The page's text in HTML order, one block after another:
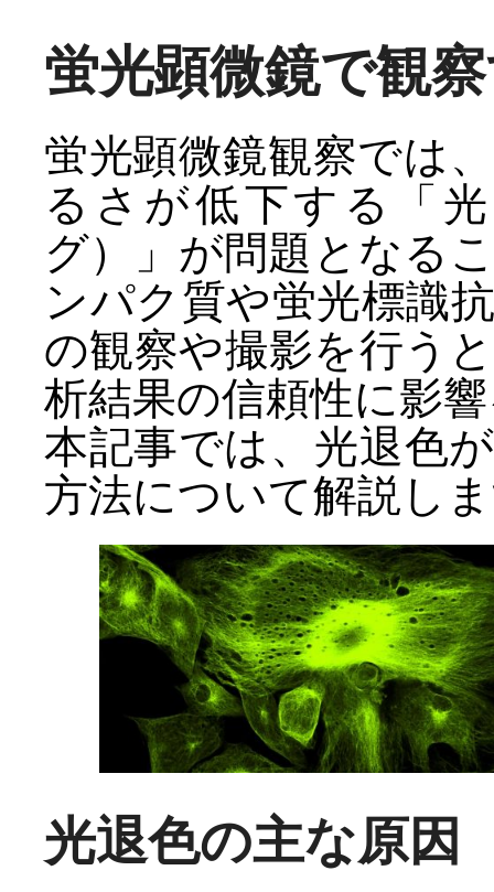
蛍光顕微鏡で観
蛍光顕微鏡観察では
るさが低下する「
グ）」が問題となる
ンパク質や蛍光標識
の観察や撮影を行う
析結果の信頼性に影
本記事では、光退色
方法について解説し
光退色の主な原因